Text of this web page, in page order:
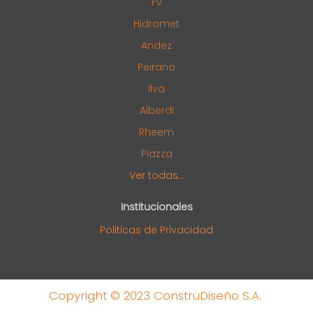
Hidromet
Andez
Peirano
Ilva
Alberdi
Rheem
Piazza
Ver todas...
Institucionales
Politicas de Privacidad
Copyright © 2023 ConstruDiseño S.A.